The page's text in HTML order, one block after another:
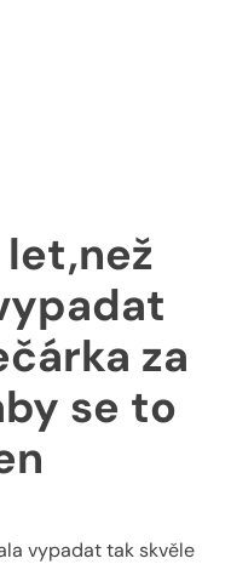
za
se to
vypadat tak skvěle